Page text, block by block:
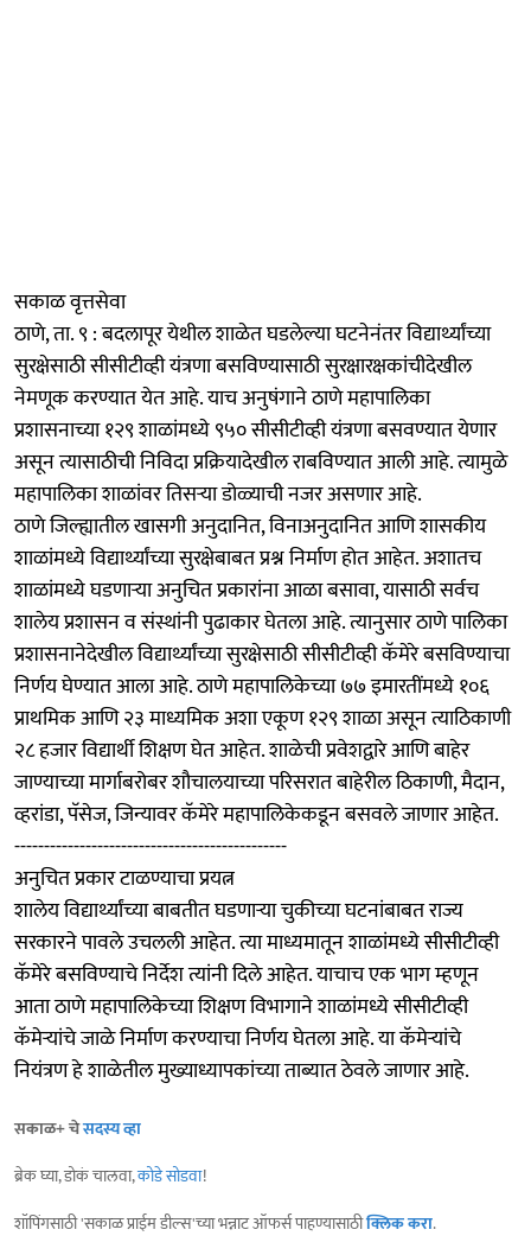
सकाळ वृत्तसेवा
ठाणे, ता. ९ : बदलापूर येथील शाळेत घडलेल्या घटनेनंतर विद्यार्थ्यांच्या
सुरक्षेसाठी सीसीटीव्ही यंत्रणा बसविण्यासाठी सुरक्षारक्षकांचीदेखील
नेमणूक करण्यात येत आहे. याच अनुषंगाने ठाणे महापालिका
प्रशासनाच्या १२९ शाळांमध्ये ९५० सीसीटीव्ही यंत्रणा बसवण्यात येणार
असून त्यासाठीची निविदा प्रक्रियादेखील राबविण्यात आली आहे. त्यामुळे
महापालिका शाळांवर तिसऱ्या डोळ्याची नजर असणार आहे.
ठाणे जिल्ह्यातील खासगी अनुदानित, विनाअनुदानित आणि शासकीय
शाळांमध्ये विद्यार्थ्यांच्या सुरक्षेबाबत प्रश्न निर्माण होत आहेत. अशातच
शाळांमध्ये घडणाऱ्या अनुचित प्रकारांना आळा बसावा, यासाठी सर्वच
शालेय प्रशासन व संस्थांनी पुढाकार घेतला आहे. त्यानुसार ठाणे पालिका
प्रशासनानेदेखील विद्यार्थ्यांच्या सुरक्षेसाठी सीसीटीव्ही कॅमेरे बसविण्याचा
निर्णय घेण्यात आला आहे. ठाणे महापालिकेच्या ७७ इमारतींमध्ये १०६
प्राथमिक आणि २३ माध्यमिक अशा एकूण १२९ शाळा असून त्याठिकाणी
२८ हजार विद्यार्थी शिक्षण घेत आहेत. शाळेची प्रवेशद्वारे आणि बाहेर
जाण्याच्या मार्गाबरोबर शौचालयाच्या परिसरात बाहेरील ठिकाणी, मैदान,
व्हरांडा, पॅसेज, जिन्यावर कॅमेरे महापालिकेकडून बसवले जाणार आहेत.
----------------------------------------------
अनुचित प्रकार टाळण्याचा प्रयत्न
शालेय विद्यार्थ्यांच्या बाबतीत घडणाऱ्या चुकीच्या घटनांबाबत राज्य
सरकारने पावले उचलली आहेत. त्या माध्यमातून शाळांमध्ये सीसीटीव्ही
कॅमेरे बसविण्याचे निर्देश त्यांनी दिले आहेत. याचाच एक भाग म्हणून
आता ठाणे महापालिकेच्या शिक्षण विभागाने शाळांमध्ये सीसीटीव्ही
कॅमेऱ्यांचे जाळे निर्माण करण्याचा निर्णय घेतला आहे. या कॅमेऱ्यांचे
नियंत्रण हे शाळेतील मुख्याध्यापकांच्या ताब्यात ठेवले जाणार आहे.
सकाळ+ चेसदस्य व्हा
ब्रेक घ्या, डोकं चालवा,कोडे सोडवा!
शॉपिंगसाठी 'सकाळ प्राईम डील्स'च्या भन्नाट ऑफर्स पाहण्यासाठीक्लिक करा.